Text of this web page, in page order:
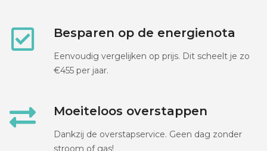
Besparen op de energienota
Eenvoudig vergelijken op prijs. Dit scheelt je zo
€455 per jaar.
Moeiteloos overstappen
Dankzij de overstapservice. Geen dag zonder